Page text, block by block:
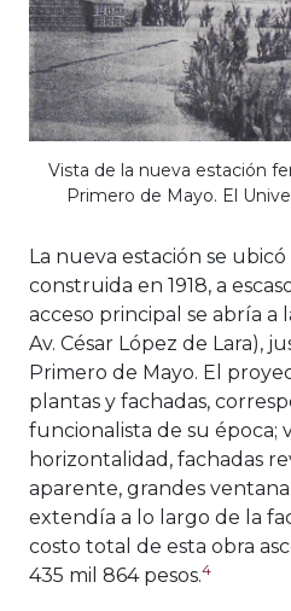
Vista de la nueva estación
Primero de Mayo. El
La nueva estación se
construida en 1918, a
acceso principal se abría a
Av. César López de Lara),
Primero de Mayo. El
plantas y fachadas,
funcionalista de su época;
horizontalidad, fachadas
aparente, grandes
extendía a lo largo de la
costo total de esta obra
435 mil 864 pesos.4